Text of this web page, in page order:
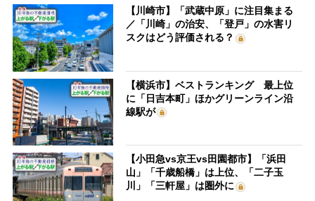
【川崎市】「武蔵中原」に注目集まる
／「川崎」の治安、「登戸」の水害リ
スクはどう評価される？
【横浜市】ベストランキング 最上位
に「日吉本町」ほかグリーンライン沿
線駅が
【小田急vs京王vs田園都市】「浜田
山」「千歳船橋」は上位、「二子玉
川」「三軒屋」は圏外に